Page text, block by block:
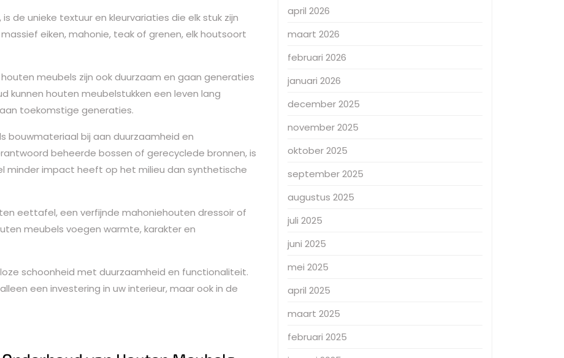
de unieke textuur en kleurvariaties die elk stuk zijn
eiken, mahonie, teak of grenen, elk houtsoort
meubels zijn ook duurzaam en gaan generaties
kunnen houten meubelstukken een leven lang
toekomstige generaties.
bouwmateriaal bij aan duurzaamheid en
beheerde bossen of gerecyclede bronnen, is
minder impact heeft op het milieu dan synthetische
eettafel, een verfijnde mahoniehouten dressoir of
meubels voegen warmte, karakter en
schoonheid met duurzaamheid en functionaliteit.
een investering in uw interieur, maar ook in de
april 2026
maart 2026
februari 2026
januari 2026
december 2025
november 2025
oktober 2025
september 2025
augustus 2025
juli 2025
juni 2025
mei 2025
april 2025
maart 2025
februari 2025